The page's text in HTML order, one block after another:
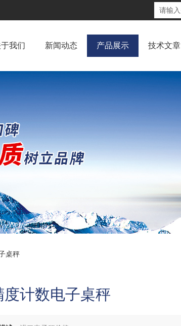
我们 新闻动态 产品展示 技术文章
桌秤
度计数电子桌秤